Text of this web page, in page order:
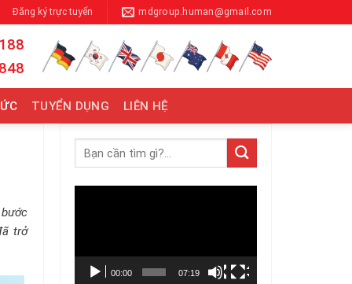
Đăng ký trực tuyến mdgroup.human@gmail.com
TUYỂN DỤNG LIÊN HỆ
trở
00:00 07:19